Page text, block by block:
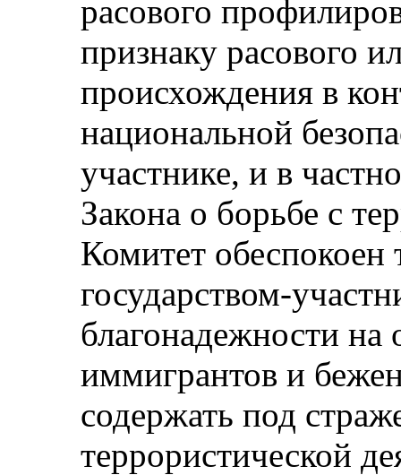
расового
признаку расового
происхождения в
национальной
участнике, и в
Закона о борьбе с
Комитет обеспокоен
государством-
благонадежности на
иммигрантов и
содержать под
террористической